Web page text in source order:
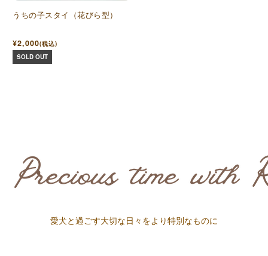
うちの子スタイ（花びら型）
¥2,000(税込)
SOLD OUT
愛犬と過ごす大切な日々をより特別なものに